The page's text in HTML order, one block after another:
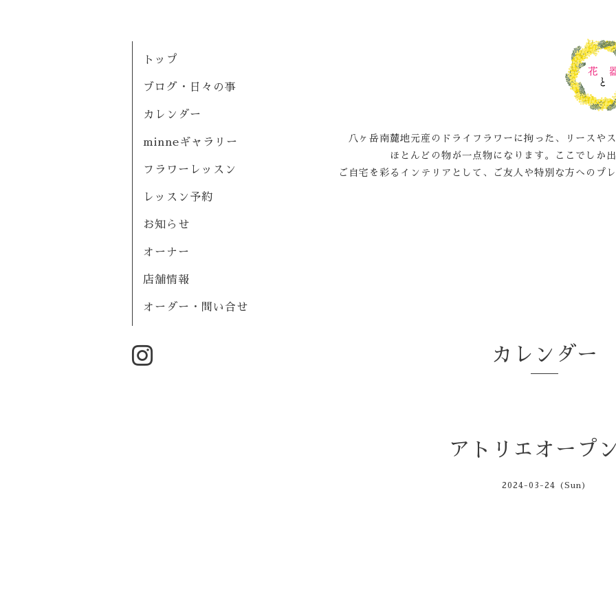
八ヶ岳南麓地元産のドライフラワーに拘った、リースや
ほとんどの物が一点物になります。ここでしか
ご自宅を彩るインテリアとして、ご友人や特別な方へのプ
トップ
ブログ・日々の事
カレンダー
minneギャラリー
フラワーレッスン
レッスン予約
お知らせ
オーナー
店舗情報
オーダー・問い合せ
カレンダー
アトリエオープ
2024-03-24 (Sun)